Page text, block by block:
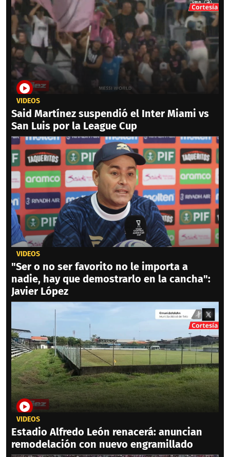
VIDEOS
Said Martínez suspendió el Inter Miami vs
San Luis por la League Cup
VIDEOS
"Ser o no ser favorito no le importa a
nadie, hay que demostrarlo en la cancha":
Javier López
VIDEOS
Estadio Alfredo León renacerá: anuncian
remodelación con nuevo engramillado